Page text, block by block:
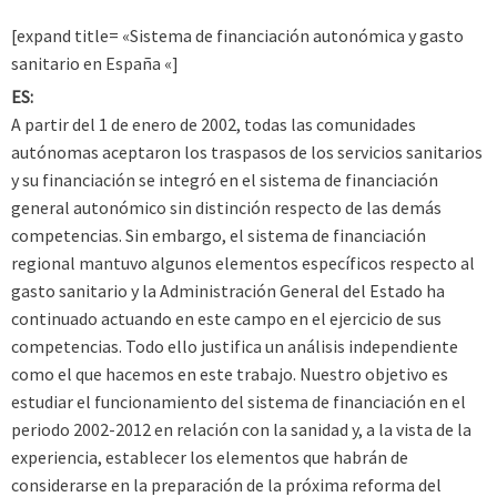
[expand title= «Sistema de financiación autonómica y gasto
sanitario en España «]
ES:
A partir del 1 de enero de 2002, todas las comunidades
autónomas aceptaron los traspasos de los servicios sanitarios
y su financiación se integró en el sistema de financiación
general autonómico sin distinción respecto de las demás
competencias. Sin embargo, el sistema de financiación
regional mantuvo algunos elementos específicos respecto al
gasto sanitario y la Administración General del Estado ha
continuado actuando en este campo en el ejercicio de sus
competencias. Todo ello justifica un análisis independiente
como el que hacemos en este trabajo. Nuestro objetivo es
estudiar el funcionamiento del sistema de financiación en el
periodo 2002-2012 en relación con la sanidad y, a la vista de la
experiencia, establecer los elementos que habrán de
considerarse en la preparación de la próxima reforma del